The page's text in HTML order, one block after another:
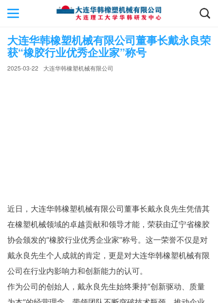
大连华韩橡塑机械有限公司董事长戴永良荣
获“橡胶行业优秀企业家”称号
2025-03-22 大连华韩橡塑机械有限公司
近日，大连华韩橡塑机械有限公司董事长戴永良先生凭借其
在橡塑机械领域的卓越贡献和领导才能，荣获由辽宁省橡胶
协会颁发的“橡胶行业优秀企业家”称号。这一荣誉不仅是对
戴永良先生个人成就的肯定，更是对大连华韩橡塑机械有限
公司在行业内影响力和创新能力的认可。
作为公司的创始人，戴永良先生始终秉持“创新驱动、质量